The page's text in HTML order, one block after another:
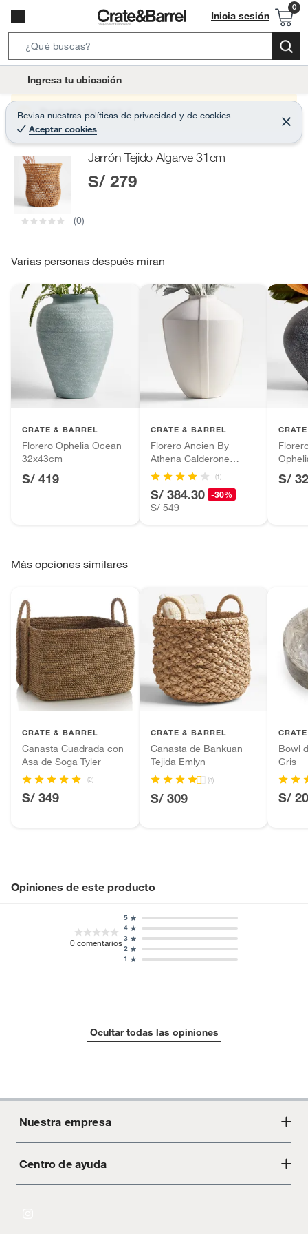
Inicia sesión
e
r
c
B
t
o
Ingresa tu ubicación
Revisa nuestras políticas de privacidad y de cookies
Aceptar cookies
C
e
r
Producto sin stock :(
Jarrón Tejido Algarve 31cm
S/ 279
(0)
Varias personas después miran
CRATE & BARREL
Florero Ophelia Ocean
32x43cm
S/ 419
CRATE & BARREL
Florero Ancien By
Athena Calderone
43cm
(1)
S/ 384.30 -30%
S/ 549
S/
Más opciones similares
CRATE & BARREL
Canasta Cuadrada con
Asa de Soga Tyler
(2)
S/ 349
CRATE & BARREL
Canasta de Bankuan
Tejida Emlyn
(8)
S/ 309
Bowl
Gris
S/
Opiniones de este producto
0comentarios
1
2
3
4
5
Ocultar todas las opiniones
Nuestra empresa
Acerca de Crate
Centro de ayuda